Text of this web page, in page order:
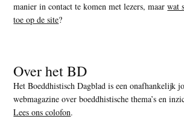
manier in contact te komen met lezers, maarwat
toe op de site?
Over het BD
Het Boeddhistisch Dagblad is een onafhankelijk
webmagazine over boeddhistische thema’s en
Lees ons colofon.